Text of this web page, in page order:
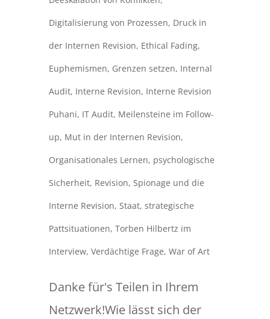
Digitalisierung von Prozessen, Druck in
der Internen Revision, Ethical Fading,
Euphemismen, Grenzen setzen, Internal
Audit, Interne Revision, Interne Revision
Puhani, IT Audit, Meilensteine im Follow-
up, Mut in der Internen Revision,
Organisationales Lernen, psychologische
Sicherheit, Revision, Spionage und die
Interne Revision, Staat, strategische
Pattsituationen, Torben Hilbertz im
Interview, Verdächtige Frage, War of Art
Danke für's Teilen in Ihrem
Netzwerk!Wie lässt sich der